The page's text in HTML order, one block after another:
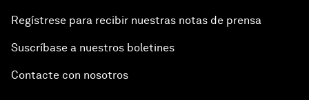
Regístrese para recibir nuestras notas de prensa
Suscríbase a nuestros boletines
Contacte con nosotros